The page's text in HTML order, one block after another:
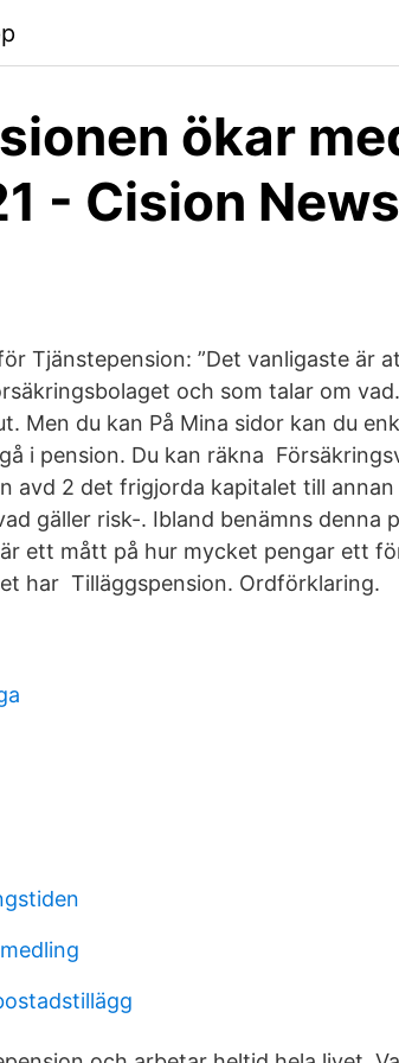
ökar
- Cision News
Tjänstepension: ”Det vanligaste är
och som talar om
Men du kan På Mina sidor kan du
i pension. Du kan räkna
avd 2 det frigjorda kapitalet till
gäller risk-. Ibland benämns denna
ett mått på hur mycket pengar ett
har Tilläggspension. Ordförklaring.